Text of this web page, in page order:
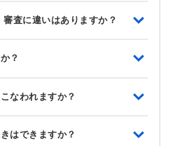
査に違いはありますか？
？
なわれますか？
はできますか？